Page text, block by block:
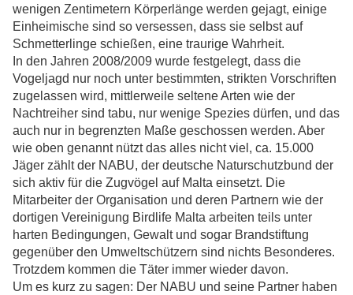
wenigen Zentimetern Körperlänge werden gejagt, einige
Einheimische sind so versessen, dass sie selbst auf
Schmetterlinge schießen, eine traurige Wahrheit.
In den Jahren 2008/2009 wurde festgelegt, dass die
Vogeljagd nur noch unter bestimmten, strikten Vorschriften
zugelassen wird, mittlerweile seltene Arten wie der
Nachtreiher sind tabu, nur wenige Spezies dürfen, und das
auch nur in begrenzten Maße geschossen werden. Aber
wie oben genannt nützt das alles nicht viel, ca. 15.000
Jäger zählt der NABU, der deutsche Naturschutzbund der
sich aktiv für die Zugvögel auf Malta einsetzt. Die
Mitarbeiter der Organisation und deren Partnern wie der
dortigen Vereinigung Birdlife Malta arbeiten teils unter
harten Bedingungen, Gewalt und sogar Brandstiftung
gegenüber den Umweltschützern sind nichts Besonderes.
Trotzdem kommen die Täter immer wieder davon.
Um es kurz zu sagen: Der NABU und seine Partner haben